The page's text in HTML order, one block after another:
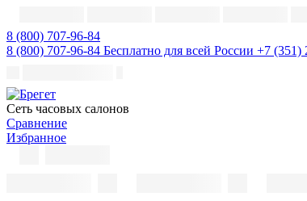
8 (800) 707-96-84
8 (800) 707-96-84 Бесплатно для всей России +7 (351)
Cеть часовых салонов
Сравнение
Избранное